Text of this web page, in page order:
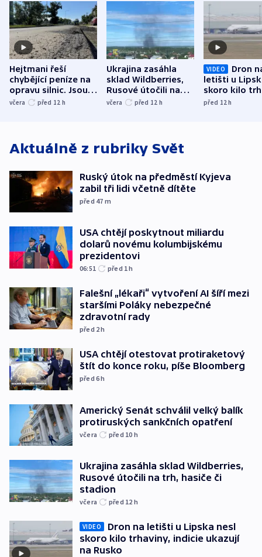
Hejtmani řeší
chybějící peníze na
opravu silnic. Jsou
nenárokové, namítá
včera před 12 h
Ukrajina zasáhla
sklad Wildberries,
Rusové útočili na
trh, hasiče či
včera před 12 h
VIDEO
Dron
letišti u
skoro kilo
indicie
před 12h
Aktuálně z rubriky Svět
Ruský útok na předměstí Kyjeva
zabil tři lidi včetně dítěte
před 47 m
USA chtějí poskytnout miliardu
dolarů novému kolumbijskému
prezidentovi
06:51 před 1h
Falešní „lékaři“ vytvoření AI šíří mezi
staršími Poláky nebezpečné
zdravotní rady
před 2h
USA chtějí otestovat protiraketový
štít do konce roku, píše Bloomberg
před 6h
Americký Senát schválil velký balík
protiruských sankčních opatření
včera před 10 h
Ukrajina zasáhla sklad Wildberries,
Rusové útočili na trh, hasiče či
stadion
včera před 12 h
VIDEO
Dron na letišti u Lipska nesl
skoro kilo trhaviny, indicie ukazují
na Rusko